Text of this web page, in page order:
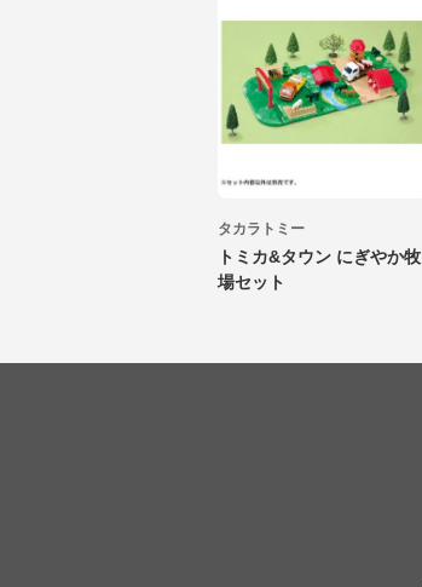
タカラトミー
トミカ&タウン にぎやか牧
場セット